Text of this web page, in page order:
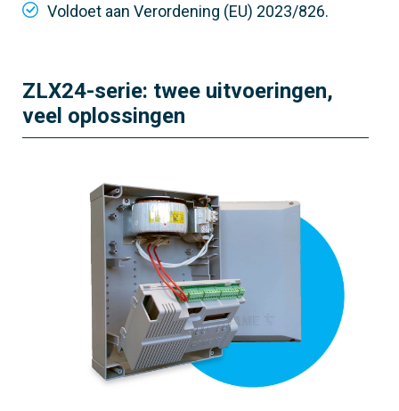
Voldoet aan Verordening (EU) 2023/826.
ZLX24-serie: twee uitvoeringen,
veel oplossingen